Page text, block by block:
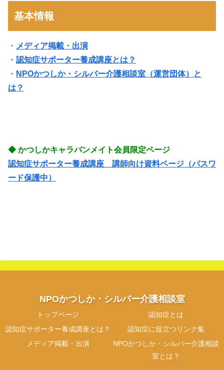
基本情報
・ メディア掲載・出演
・ 認知症サポーター養成講座とは？
・ NPOかつしか・シルバー介護相談室（運営団体）と
は？
◆ かつしかキャラバンメイト会員限定ページ
認知症サポーター養成講座 講師向け資料ページ（パスワ
ード保護中）
NPOかつしか・シルバー介護相談室
トップページ
認知症とは
認知症サポーター養成講座とは？
認知症に役立つリンク集
メディア掲載・出演
NPOかつしか・シルバー介護相談
室とは？